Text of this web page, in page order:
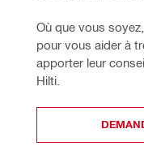
Où que vous
pour vous aider à
apporter leur
Hilti.